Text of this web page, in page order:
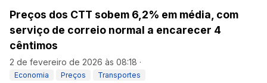
Preços dos CTT sobem 6,2% em média, com
serviço de correio normal a encarecer 4
cêntimos
2 de fevereiro de 2026 às 08:18 ·
Economia Preços Transportes